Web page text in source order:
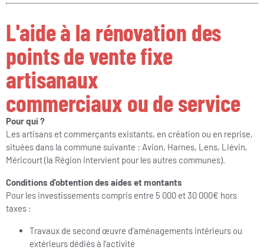
L'aide à la rénovation des
points de vente fixe
artisanaux
commerciaux ou de service
Pour qui ?
Les artisans et commerçants existants, en création ou en reprise,
situées dans la commune suivante : Avion, Harnes, Lens, Liévin,
Méricourt (la Région intervient pour les autres communes).
Conditions d’obtention des aides et montants
Pour les investissements compris entre 5 000 et 30 000€ hors
taxes :
Travaux de second œuvre d’aménagements intérieurs ou
extérieurs dédiés à l’activité